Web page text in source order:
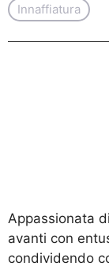
Innaffiatura
Appassionata
avanti con
condividendo